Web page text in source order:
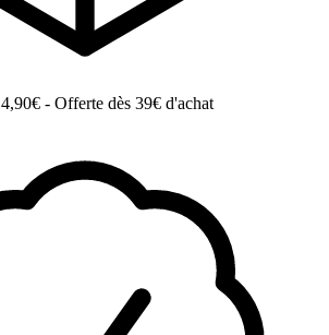
4,90€ - Offerte dès 39€ d'achat